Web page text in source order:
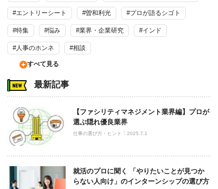
#エントリーシート #曽和利光 #プロが語るシゴト
#特集 #悩み #業界・企業研究 #インド
#人事のホンネ #相談
すべて見る
最新記事
【ファシリティマネジメント業界編】プロが
選ぶ隠れ優良業界
仕事の選び方・ヒント 2025.7.1
就活のプロに聞く 「やりたいことが見つか
らない人向け」のインターンシップの選び方